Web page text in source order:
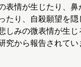
表情が生じたり、鼻
たり、自殺願望を隠
しみの微表情が生じ
究から報告されてい